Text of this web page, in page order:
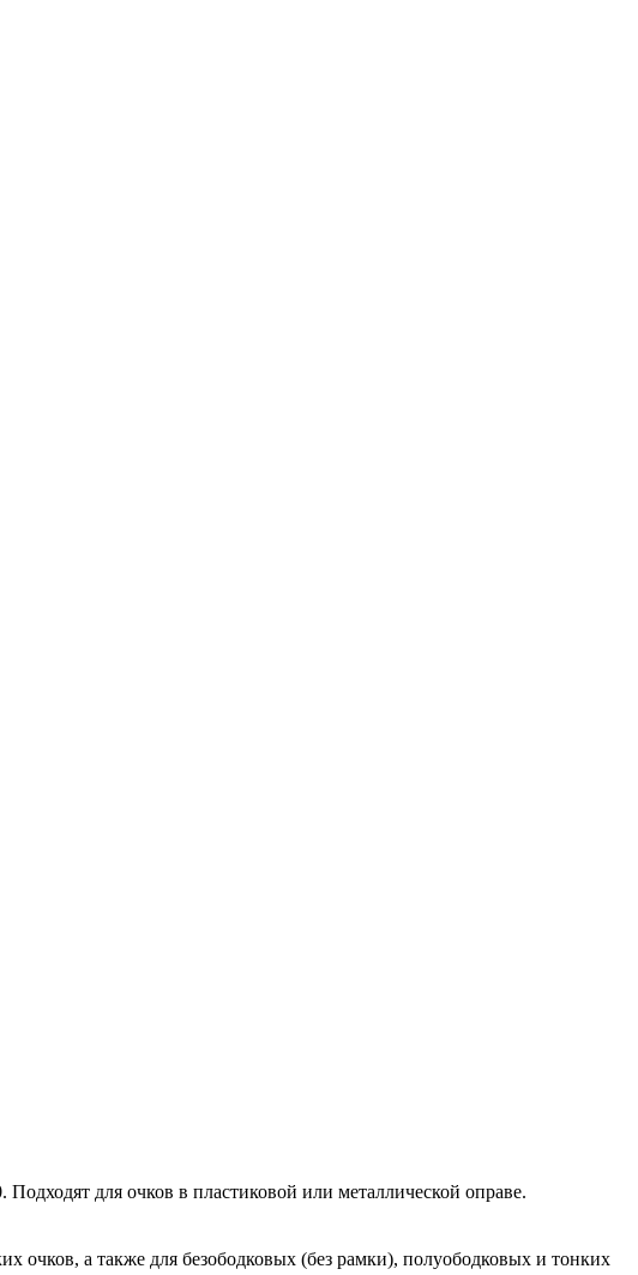
для очков в пластиковой или металлической оправе.
очков, а также для безободковых (без рамки), полуободковых и тонких